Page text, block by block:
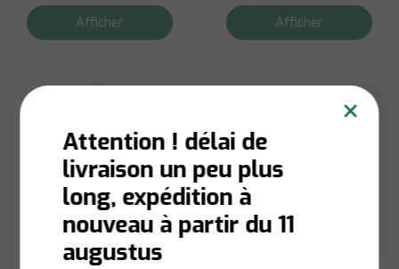
Afficher Afficher
×
Attention ! délai de
livraison un peu plus
long, expédition à
nouveau à partir du 11
augustus